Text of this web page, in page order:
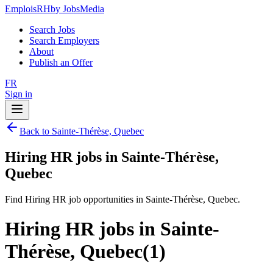
EmploisRHby JobsMedia
Search Jobs
Search Employers
About
Publish an Offer
FR
Sign in
Back to Sainte-Thérèse, Quebec
Hiring HR jobs in Sainte-Thérèse,
Quebec
Find Hiring HR job opportunities in Sainte-Thérèse, Quebec.
Hiring HR jobs in Sainte-
Thérèse, Quebec(1)